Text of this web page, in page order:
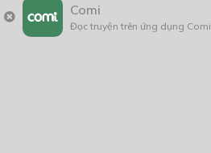
Thẻ:
Comi
Đọc truyện trên ứng dụng Comi